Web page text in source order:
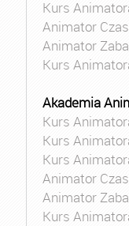
Kurs
Animator
Animator
Kurs
Akademia
Kurs
Kurs
Kurs
Animator
Animator
Kurs